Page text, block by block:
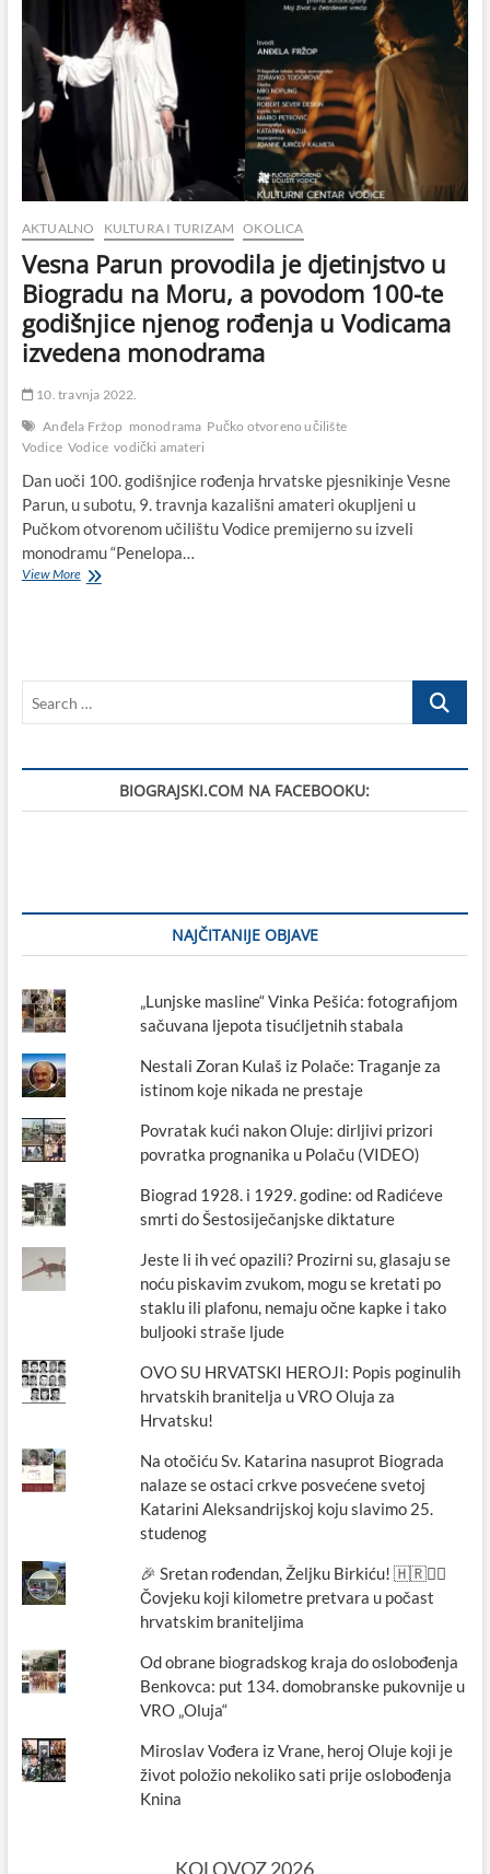
AKTUALNO KULTURA I TURIZAM OKOLICA
Vesna Parun provodila je djetinjstvo u
Biogradu na Moru, a povodom 100-te
godišnjice njenog rođenja u Vodicama
izvedena monodrama
10. travnja 2022.
Anđela Fržop monodrama Pučko otvoreno učilište
Vodice Vodice vodički amateri
Dan uoči 100. godišnjice rođenja hrvatske pjesnikinje Vesne
Parun, u subotu, 9. travnja kazališni amateri okupljeni u
Pučkom otvorenom učilištu Vodice premijerno su izveli
monodramu “Penelopa…
View MoreVesna
na
povodom
te
Search
BIOGRAJSKI.COM NA FACEBOOKU:
NAJČITANIJE OBJAVE
„Lunjske masline“ Vinka Pešića: fotografijom
sačuvana ljepota tisućljetnih stabala
Nestali Zoran Kulaš iz Polače: Traganje za
istinom koje nikada ne prestaje
Povratak kući nakon Oluje: dirljivi prizori
povratka prognanika u Polaču (VIDEO)
Biograd 1928. i 1929. godine: od Radićeve
smrti do Šestosiječanjske diktature
Jeste li ih već opazili? Prozirni su, glasaju se
noću piskavim zvukom, mogu se kretati po
staklu ili plafonu, nemaju očne kapke i tako
buljooki straše ljude
OVO SU HRVATSKI HEROJI: Popis poginulih
hrvatskih branitelja u VRO Oluja za
Hrvatsku!
Na otočiću Sv. Katarina nasuprot Biograda
nalaze se ostaci crkve posvećene svetoj
Katarini Aleksandrijskoj koju slavimo 25.
studenog
🎉 Sretan rođendan, Željku Birkiću! 🇭🇷🏃‍♂️
Čovjeku koji kilometre pretvara u počast
hrvatskim braniteljima
Od obrane biogradskog kraja do oslobođenja
Benkovca: put 134. domobranske pukovnije u
VRO „Oluja“
Miroslav Vođera iz Vrane, heroj Oluje koji je
život položio nekoliko sati prije oslobođenja
Knina
KOLOVOZ 2026